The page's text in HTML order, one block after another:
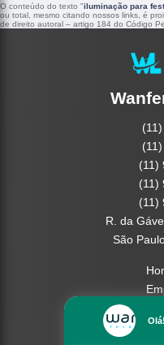
O conteúdo do texto "iluminação para
ou total, mesmo citando nossos links, é
de direito autoral – artigo 184 do Código
(11)
(11)
(11)
R. da
São